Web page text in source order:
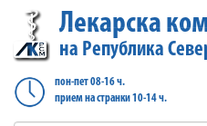
Лекарска
на Република
пон-пет 08-16 ч.
прием на странки 10-14 ч.